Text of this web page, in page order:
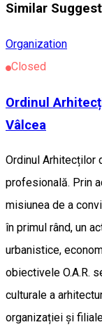
Similar
Organization
Closed
Ordinul
Vâlcea
Ordinul Arhitecților
profesională. Prin
misiunea de a
în primul rând, un
urbanistice,
obiectivele O.A.R.
culturale a
organizației și